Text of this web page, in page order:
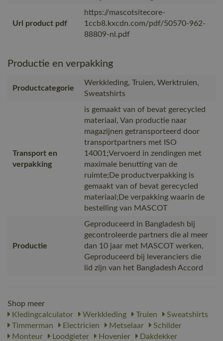
Url product pdf
https://mascotsitecore-
1ccb8.kxcdn.com/pdf/50570-962-
88809-nl.pdf
Productie en verpakking
Productcategorie
Werkkleding, Truien, Werktruien,
Sweatshirts
Transport en
verpakking
is gemaakt van of bevat gerecycled
materiaal, Van productie naar
magazijnen getransporteerd door
transportpartners met ISO
14001;Vervoerd in zendingen met
maximale benutting van de
ruimte;De productverpakking is
gemaakt van of bevat gerecycled
materiaal;De verpakking waarin de
bestelling van MASCOT
Productie
Geproduceerd in Bangladesh bij
gecontroleerde partners die al meer
dan 10 jaar met MASCOT werken,
Geproduceerd bij leveranciers die
lid zijn van het Bangladesh Accord
Shop meer
Kledingcalculator
Werkkleding Truien
Sweatshirts
Timmerman
Electricien Metselaar
Schilder
Monteur
Loodgieter Hovenier
Dakdekker